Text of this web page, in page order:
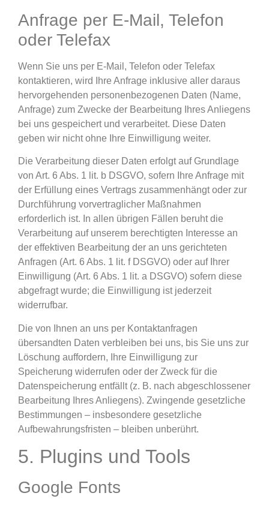
Anfrage per E-Mail, Telefon
oder Telefax
Wenn Sie uns per E-Mail, Telefon oder Telefax
kontaktieren, wird Ihre Anfrage inklusive aller daraus
hervorgehenden personenbezogenen Daten (Name,
Anfrage) zum Zwecke der Bearbeitung Ihres Anliegens
bei uns gespeichert und verarbeitet. Diese Daten
geben wir nicht ohne Ihre Einwilligung weiter.
Die Verarbeitung dieser Daten erfolgt auf Grundlage
von Art. 6 Abs. 1 lit. b DSGVO, sofern Ihre Anfrage mit
der Erfüllung eines Vertrags zusammenhängt oder zur
Durchführung vorvertraglicher Maßnahmen
erforderlich ist. In allen übrigen Fällen beruht die
Verarbeitung auf unserem berechtigten Interesse an
der effektiven Bearbeitung der an uns gerichteten
Anfragen (Art. 6 Abs. 1 lit. f DSGVO) oder auf Ihrer
Einwilligung (Art. 6 Abs. 1 lit. a DSGVO) sofern diese
abgefragt wurde; die Einwilligung ist jederzeit
widerrufbar.
Die von Ihnen an uns per Kontaktanfragen
übersandten Daten verbleiben bei uns, bis Sie uns zur
Löschung auffordern, Ihre Einwilligung zur
Speicherung widerrufen oder der Zweck für die
Datenspeicherung entfällt (z. B. nach abgeschlossener
Bearbeitung Ihres Anliegens). Zwingende gesetzliche
Bestimmungen – insbesondere gesetzliche
Aufbewahrungsfristen – bleiben unberührt.
5. Plugins und Tools
Google Fonts